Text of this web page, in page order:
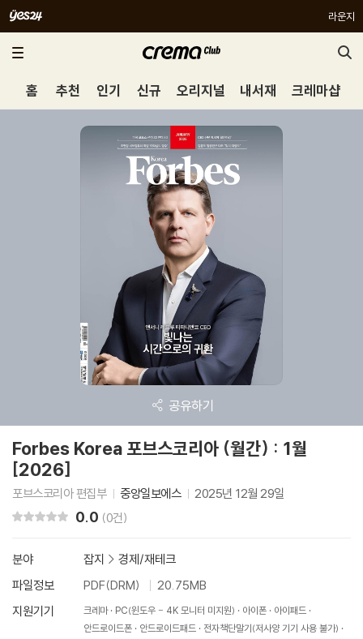
라운지
홈 추천 인기 신규 오리지널 내서재 크레마샵
공유하기
Forbes Korea 포브스코리아 (월간) : 1월
[2026]
포브스코리아 편집부 중앙일보에스 2025년 12월 29일
0.0 (0건)
분야 잡지 > 경제/재테크
파일정보
PDF(DRM)
20.75MB
지원기기
크레마 PC(윈도우 - 4K 모니터 미지원) 아이폰
아이패드
안드로이드폰
안드로이드패드
전자책단말기(저사양 기기 사용 불가)